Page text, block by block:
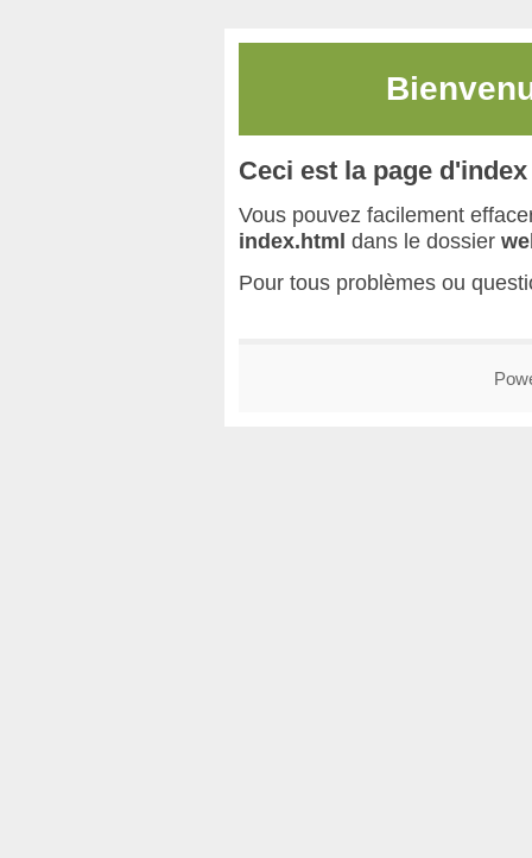
Ceci est la page
Vous pouvez facilement
index.html dans le dossier
Pour tous problèmes ou